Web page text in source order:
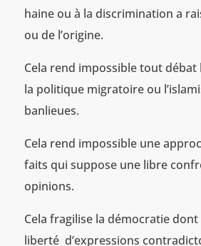
haine ou à la discrimination a
ou de l’origine.
Cela rend impossible tout
la politique migratoire ou
banlieues.
Cela rend impossible une
faits qui suppose une libre
opinions.
Cela fragilise la démocratie dont
liberté d’expressions